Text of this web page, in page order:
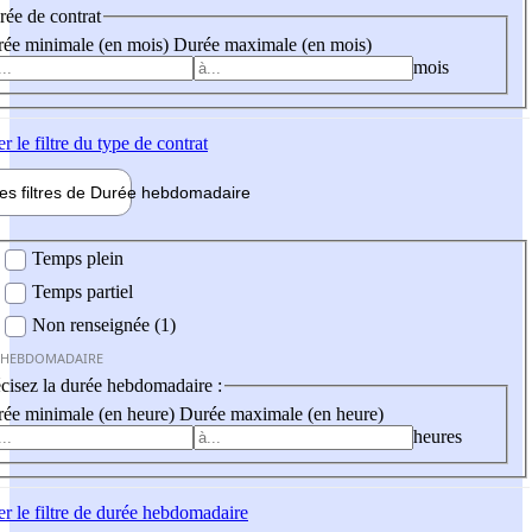
de contrat
minimale (en mois) Durée maximale (en mois)
mois
le filtre du type de contrat
filtres de Durée hebdomadaire
Temps plein
Temps partiel
Non renseignée (1)
la durée hebdomadaire :
minimale (en heure) Durée maximale (en heure)
heures
le filtre de durée hebdomadaire